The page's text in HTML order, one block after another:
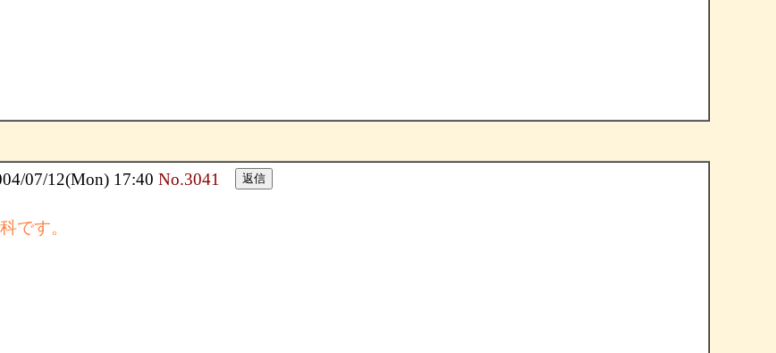
07/12(Mon) 17:40 No.3041
です。